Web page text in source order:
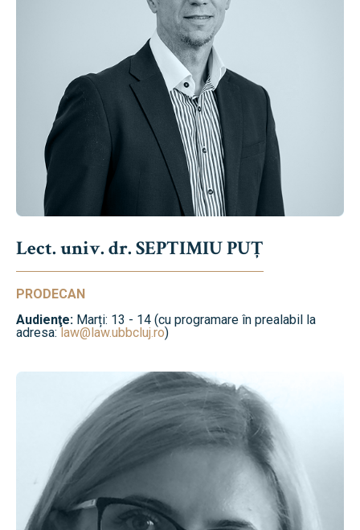
Lect. univ. dr. SEPTIMIU PUȚ
PRODECAN
Audienţe: Marți: 13 - 14 (cu programare în prealabil la
adresa:law@law.ubbcluj.ro)